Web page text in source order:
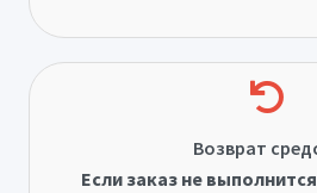
Возврат
Если заказ не